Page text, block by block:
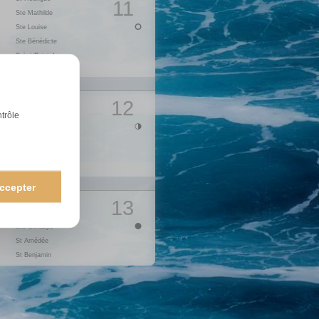
11
Ste Mathilde
Ste Louise
Ste Bénédicte
Saint-Patrick
12
Ste Clémence
Annonciation
Ste Larissa
13
Ste Gwladys
St Amédée
St Benjamin
14
V
Vendredi Saint
S
St Paterne
16
Pâques
17
L Lundi de Pâques
18 M
St Parfait
J
Fête des Secrétaires
21
V
22
S
St Alexandre
Pâques orthodoxe
L St Fidèle
Ste Alida
29
Ste Cath. de Sienne
30
D